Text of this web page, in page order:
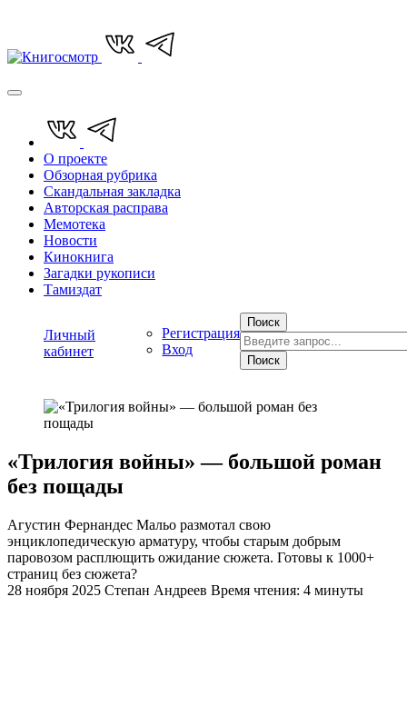
О проекте
Обзорная рубрика
Скандальная закладка
Авторская расправа
Мемотека
Новости
Кинокнига
Загадки рукописи
Тамиздат
Личный
кабинет
Регистрация
Вход
Поиск
Поиск
«Трилогия войны» — большой роман
без пощады
Агустин Фернандес Мальо размотал свою
энциклопедическую арматуру, чтобы старым добрым
паровозом расплющить ожидание сюжета. Готовы к 1000+
страниц без сюжета?
28 ноября 2025 Степан Андреев Время чтения: 4 минуты